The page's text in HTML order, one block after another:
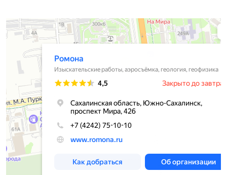
Ромона
Изыскательские работы в Южно‑Сахалинске